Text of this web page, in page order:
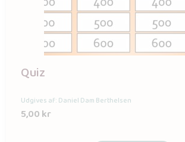
Quiz
Udgives af: Daniel Dam Berthelsen
5,00kr